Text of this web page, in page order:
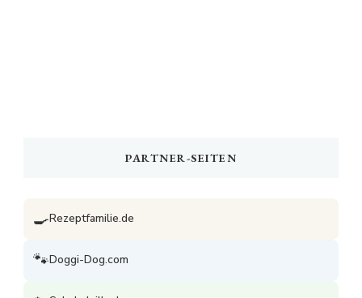
PARTNER-SEITEN
🍳Rezeptfamilie.de
🐾Doggi-Dog.com